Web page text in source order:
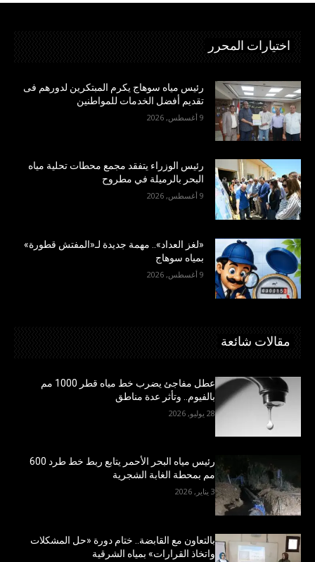
اختيارات المحرر
رئيس مياه سوهاج يكرم المبتكرين لدورهم فى
تقديم أفضل الخدمات للمواطنين
9 أغسطس, 2026
رئيس الوزراء يتفقد مجمع محطات تحلية مياه
البحر بالرميلة في مطروح
9 أغسطس, 2026
«لغز العداد».. مهمة جديدة لـ«المفتش قطورة»
بمياه سوهاج
9 أغسطس, 2026
مقالات شائعة
عطل مفاجئ يضرب خط مياه قطر 1000 مم
بالفيوم.. وتأثر عدة مناطق
28 يوليو, 2026
رئيس مياه البحر الأحمر يتابع ربط خط طرد 600
مم بمحطة الغابة الشجرية
3 يناير, 2026
بالتعاون مع القابضة.. ختام دورة «حل المشكلات
واتخاذ القرارات» بمياه الشرقية